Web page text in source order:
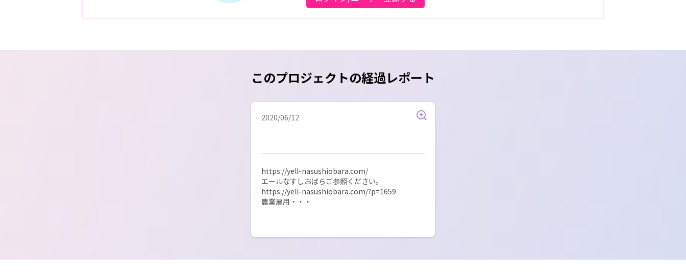
このプロジェクトの経過レポート
2020/06/12
https://yell-nasushiobara.com/
エールなすしおばらご参照ください。
https://yell-nasushiobara.com/?p=1659